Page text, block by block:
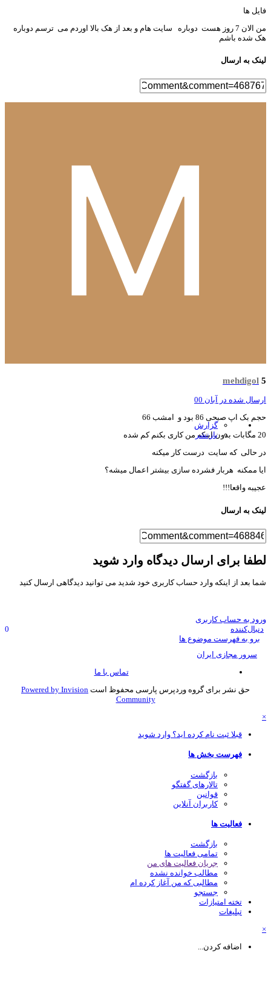
ها
من الان 7 روز هست دوباره سایت هام و بعد از هک بالا اوردم می ترسم دوباره
شده باشم
به ارسال
mehdigol
شده در آبان 00
گزارش
بازنشر
بک اپ صبحی 86 بود و امشب 66
حالی که سایت درست کار میکنه
ممکنه هربار فشرده سازی بیشتر اعمال میشه؟
واقعا!!!
به ارسال
برای ارسال دیدگاه وارد شوید
بعد از اینکه وارد حساب کاربری خود شدید می توانید دیدگاهی ارسال کنید
به حساب کاربری
برو به فهرست موضوع ها
سرور مجازی ایران
تماس با ما
حق نشر برای گروه وردپرس پارسی محفوظ است Powered by Invision
Community
قبلا ثبت نام کرده اید؟ وارد شوید
فهرست بخش ها
بازگشت
تالارهای گفتگو
قوانین
کاربران آنلاین
فعالیت ها
بازگشت
تمامی فعالیت ها
جریان فعالیت های من
مطالب خوانده نشده
مطالبی که من آغاز کرده ام
جستجو
تخته امتیازات
تبلیغات
اضافه کردن...